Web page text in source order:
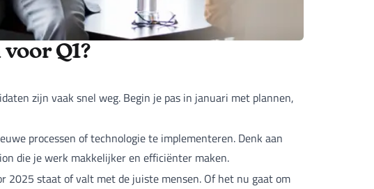
Q1?
zijn vaak snel weg. Begin je pas in januari met plannen,
processen of technologie te implementeren. Denk aan
die je werk makkelijker en efficiënter maken.
2025 staat of valt met de juiste mensen. Of het nu gaat om